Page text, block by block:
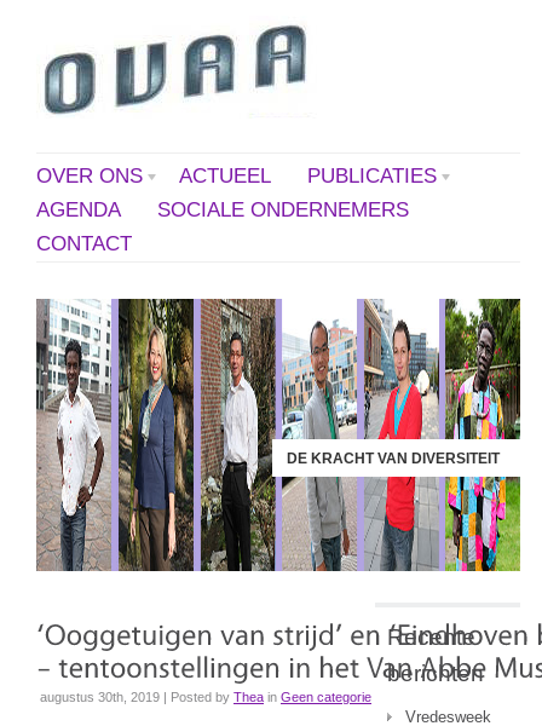
OVER ONS ACTUEEL
PUBLICATIES
AGENDA
SOCIALE ONDERNEMERS
CONTACT
DE KRACHT VAN DIVERSITEIT
augustus 30th, 2019 | Posted by Thea in Geen categorie
Recente
berichten
Vredesweek